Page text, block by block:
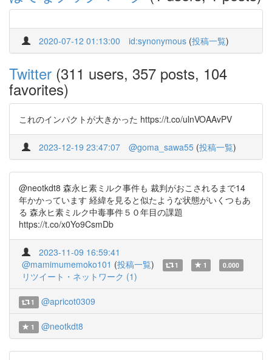
2020-07-12 01:13:00 id:synonymous (投稿一覧)
Twitter (311 users, 357 posts, 104
favorites)
これのインパクトが大きかった https://t.co/ulnVOAAvPV
2023-12-19 23:47:07 @goma_sawa55 (投稿一覧)
@neotkdt8 森永ヒ素ミルク事件も 裁判がおこされるまで14
年かかっています 経緯を見ると似たような状態がいくつもあ
る 森永ヒ素ミルク中毒事件５０年目の課題
https://t.co/x0Yo9CsmDb
2023-11-09 16:59:41
@mamimumemoko101 (投稿一覧) 1 1 0.000
リツイート・ネットワーク (1)
1 @apricot0309
1 @neotkdt8